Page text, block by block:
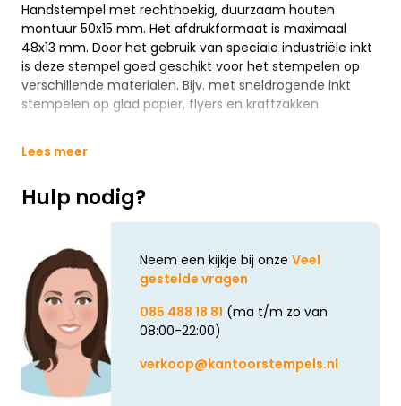
Handstempel met rechthoekig, duurzaam houten
montuur 50x15 mm. Het afdrukformaat is maximaal
48x13 mm. Door het gebruik van speciale industriële inkt
is deze stempel goed geschikt voor het stempelen op
verschillende materialen. Bijv. met sneldrogende inkt
stempelen op glad papier, flyers en kraftzakken.
Lees meer
Hulp nodig?
Neem een kijkje bij onze Veel
gestelde vragen
085 488 18 81 (ma t/m zo van
08:00-22:00)
verkoop@kantoorstempels.nl